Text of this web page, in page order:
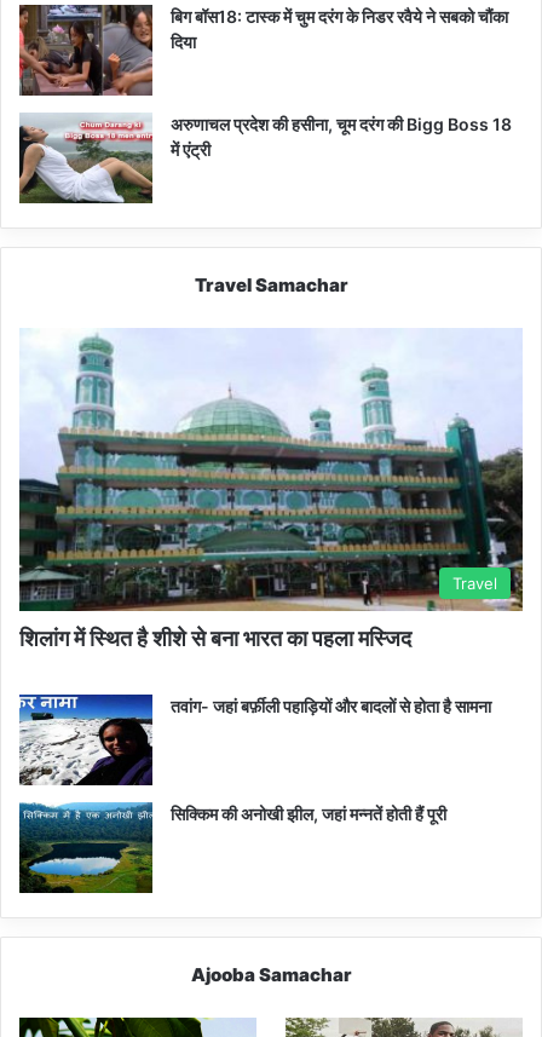
बिग बॉस18: टास्क में चुम दरंग के निडर रवैये ने सबको चौंका
दिया
अरुणाचल प्रदेश की हसीना, चूम दरंग की Bigg Boss 18
में एंट्री
Travel Samachar
Travel
शिलांग में स्थित है शीशे से बना भारत का पहला मस्जिद
तवांग- जहां बर्फ़ीली पहाड़ियों और बादलों से होता है सामना
सिक्किम की अनोखी झील, जहां मन्नतें होती हैं पूरी
Ajooba Samachar